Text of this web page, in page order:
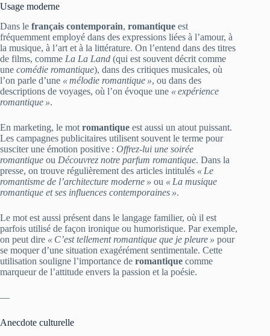
Usage moderne
Dans le français contemporain, romantique est
fréquemment employé dans des expressions liées à l’amour, à
la musique, à l’art et à la littérature. On l’entend dans des titres
de films, comme La La Land (qui est souvent décrit comme
une comédie romantique), dans des critiques musicales, où
l’on parle d’une « mélodie romantique », ou dans des
descriptions de voyages, où l’on évoque une « expérience
romantique ».
En marketing, le mot romantique est aussi un atout puissant.
Les campagnes publicitaires utilisent souvent le terme pour
susciter une émotion positive : Offrez-lui une soirée
romantique ou Découvrez notre parfum romantique. Dans la
presse, on trouve régulièrement des articles intitulés « Le
romantisme de l’architecture moderne » ou « La musique
romantique et ses influences contemporaines ».
Le mot est aussi présent dans le langage familier, où il est
parfois utilisé de façon ironique ou humoristique. Par exemple,
on peut dire « C’est tellement romantique que je pleure » pour
se moquer d’une situation exagérément sentimentale. Cette
utilisation souligne l’importance de romantique comme
marqueur de l’attitude envers la passion et la poésie.
—
Anecdote culturelle